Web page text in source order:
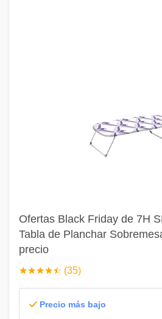
Ofertas Black Friday de 7H
Tabla de Planchar
precio
☆☆☆☆☆
★★★★★ (35)
Precio más bajo